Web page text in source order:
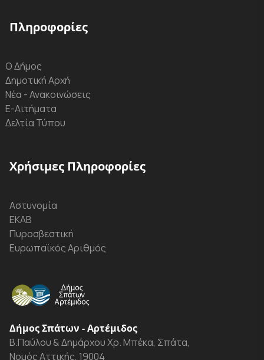
Πληροφορίες
Ο Δήμος
Δημοτική Αρχή
Νέα - Ανακοινώσεις
Ε-Αιτήματα
Δελτία Τύπου
Χρήσιμες Πληροφορίες
Αστυνομία
ΕΚΑΒ
Πυροσβεστική
Ευρωπαϊκός Αριθμός
Δήμος Σπάτων - Αρτέμιδος
Β.Παύλου & Δημάρχου Χρ. Μπέκα, Σπάτα,
Νομός Αττικής, 19004